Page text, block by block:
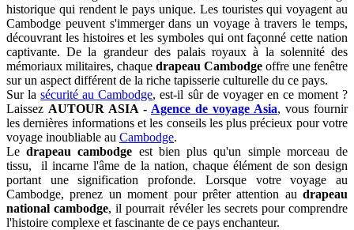
historique qui rendent le pays unique. Les touristes qui voyagent au
Cambodge peuvent s'immerger dans un voyage à travers le temps,
découvrant les histoires et les symboles qui ont façonné cette nation
captivante. De la grandeur des palais royaux à la solennité des
mémoriaux militaires, chaque drapeau Cambodge offre une fenêtre
sur un aspect différent de la riche tapisserie culturelle du ce pays.
Sur lasécurité au Cambodge, est-il sûr de voyager en ce moment ?
Laissez AUTOUR ASIA - Agence de voyage Asia, vous fournir
les dernières informations et les conseils les plus précieux pour votre
voyage inoubliable au Cambodge.
Ledrapeau cambodge est bien plus qu'un simple morceau de
tissu, il incarne l'âme de la nation, chaque élément de son design
portant une signification profonde. Lorsque votre voyage au
Cambodge, prenez un moment pour prêter attention au drapeau
national cambodge, il pourrait révéler les secrets pour comprendre
l'histoire complexe et fascinante de ce pays enchanteur.